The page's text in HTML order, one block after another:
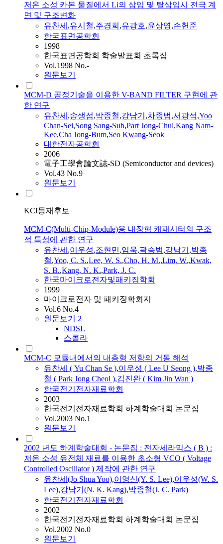
저온 소성 카본 물질에서 Li의 삽입 및 탈삽입시 전극 계
면 및 구조변화
유찬세 ,유시철,주경희 ,유광호,윤상영,손헌준
한국표면공학회
1998
한국표면공학회 학술발표회 초록집
Vol.1998 No.-
원문보기
MCM-D 공정기술을 이용한 V-BAND FILTER 구현에 관
한 연구
유찬세 ,송생섭,박종철,강남기 ,차종범,서광석,Yoo
Chan-Sei,Song Sang-Sub,Part Jong-Chul,Kang Nam-
Kee,Cha Jong-Bum,Seo Kwang-Seok
대한전자공학회
2006
電子工學會論文誌-SD (Semiconductor and devices)
Vol.43 No.9
원문보기
KCI등재후보
MCM-C(Multi-Chip-Module)용 내장형 캐패시터의 구조
적 특성에 관한 연구
유찬세 ,이우성,조현민,임욱,곽승범,강남기 ,박종
철,Yoo, C. S.,Lee, W. S.,Cho, H. M.,Lim, W.,Kwak,
S. B.,Kang, N. K.,Park, J. C.
한국마이크로전자및패키징학회
1999
마이크로전자 및 패키징학회지
Vol.6 No.4
원문보기 2
NDSL
스콜라
MCM-C 모듈내에서의 내층형 저항의 거동 해석
유찬세 ( Yu Chan Se ),이우성 ( Lee U Seong ),박종
철 ( Park Jong Cheol ),김진완 ( Kim Jin Wan )
한국전기전자재료학회
2003
한국전기전자재료학회 하계학술대회 논문집
Vol.2003 No.1
원문보기
2002 년도 하계학술대회 - 논문집 : 전자세라믹스 ( B ) :
저온 소성 유전체 재료를 이용한 초소형 VCO ( Voltage
Controlled Oscillator ) 제작에 관한 연구
유찬세 (Jo Shua Yoo),이영신(Y. S. Lee),이우성(W. S.
Lee),강남기(N. K. Kang),박종철(J. C. Park)
한국전기전자재료학회
2002
한국전기전자재료학회 하계학술대회 논문집
Vol.2002 No.0
원문보기